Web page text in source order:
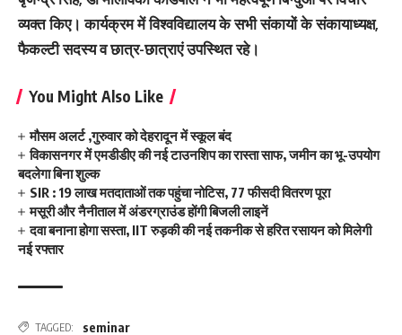
व्यक्त किए। कार्यक्रम में विश्वविद्यालय के सभी संकायों के संकायाध्यक्ष,
फैकल्टी सदस्य व छात्र-छात्राएं उपस्थित रहे।
You Might Also Like
मौसम अलर्ट ,गुरुवार को देहरादून में स्कूल बंद
विकासनगर में एमडीडीए की नई टाउनशिप का रास्ता साफ, जमीन का भू-उपयोग
बदलेगा बिना शुल्क
SIR : 19 लाख मतदाताओं तक पहुंचा नोटिस, 77 फीसदी वितरण पूरा
मसूरी और नैनीताल में अंडरग्राउंड होंगी बिजली लाइनें
दवा बनाना होगा सस्ता, IIT रुड़की की नई तकनीक से हरित रसायन को मिलेगी
नई रफ्तार
TAGGED: seminar